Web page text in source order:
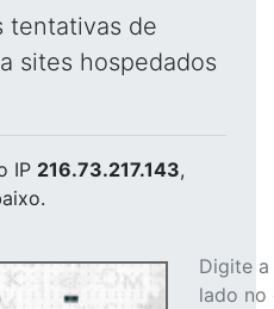
tentativas de
sites hospedados
IP 216.73.217.143,
Digite
lado no